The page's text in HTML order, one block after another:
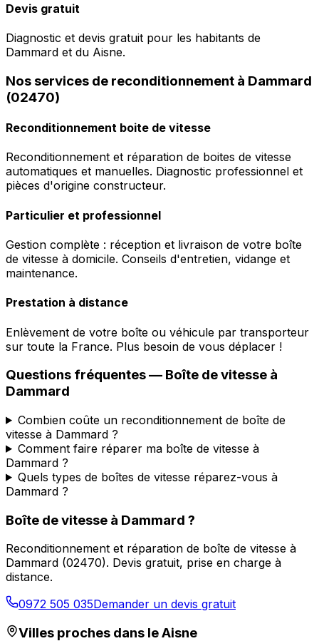
Devis gratuit
Diagnostic et devis gratuit pour les habitants de
Dammard et du Aisne.
Nos services de reconditionnement à Dammard
(02470)
Reconditionnement boite de vitesse
Reconditionnement et réparation de boites de vitesse
automatiques et manuelles. Diagnostic professionnel et
pièces d'origine constructeur.
Particulier et professionnel
Gestion complète : réception et livraison de votre boîte
de vitesse à domicile. Conseils d'entretien, vidange et
maintenance.
Prestation à distance
Enlèvement de votre boîte ou véhicule par transporteur
sur toute la France. Plus besoin de vous déplacer !
Questions fréquentes — Boîte de vitesse à
Dammard
Combien coûte un reconditionnement de boîte de
vitesse à Dammard ?
Comment faire réparer ma boîte de vitesse à
Dammard ?
Quels types de boîtes de vitesse réparez-vous à
Dammard ?
Boîte de vitesse à Dammard ?
Reconditionnement et réparation de boîte de vitesse à
Dammard (02470). Devis gratuit, prise en charge à
distance.
0972 505 035Demander un devis gratuit
Villes proches dans leAisne